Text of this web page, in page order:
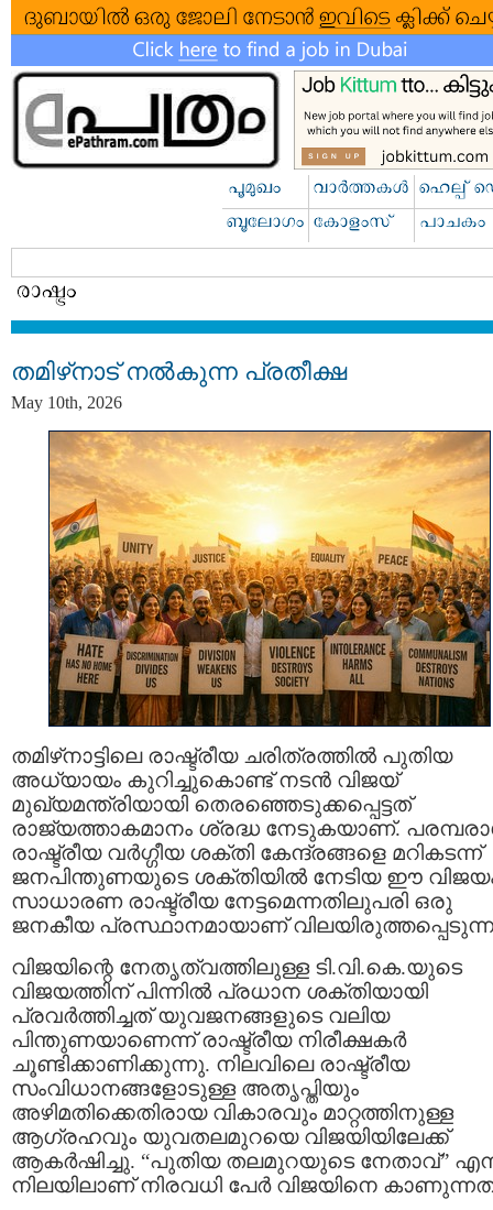
തമിഴ്‌നാട് നൽകുന്ന പ്രതീക്ഷ
May 10th, 2026
തമിഴ്‌നാട്ടിലെ രാഷ്ട്രീയ ചരിത്രത്തിൽ പുതിയ
അധ്യായം കുറിച്ചുകൊണ്ട് നടൻ വിജയ്
മുഖ്യമന്ത്രിയായി തെരഞ്ഞെടുക്കപ്പെട്ടത്
രാജ്യത്താകമാനം ശ്രദ്ധ നേടുകയാണ്.
രാഷ്ട്രീയ വർഗ്ഗീയ ശക്തി കേന്ദ്രങ്ങളെ മറികടന്ന്
ജനപിന്തുണയുടെ ശക്തിയിൽ നേടിയ ഈ
സാധാരണ രാഷ്ട്രീയ നേട്ടമെന്നതിലുപരി ഒരു
ജനകീയ പ്രസ്ഥാനമായാണ്
വിജയിന്റെ നേതൃത്വത്തിലുള്ള ടി.വി.കെ.യുടെ
വിജയത്തിന് പിന്നിൽ പ്രധാന ശക്തിയായി
പ്രവർത്തിച്ചത് യുവജനങ്ങളുടെ വലിയ
പിന്തുണയാണെന്ന് രാഷ്ട്രീയ നിരീക്ഷകർ
ചൂണ്ടിക്കാണിക്കുന്നു. നിലവിലെ രാഷ്ട്രീയ
സംവിധാനങ്ങളോടുള്ള അതൃപ്തിയും
അഴിമതിക്കെതിരായ വികാരവും മാറ്റത്തിനുള്ള
ആഗ്രഹവും യുവതലമുറയെ വിജയിയിലേക്ക്
ആകർഷിച്ചു. “പുതിയ തലമുറയുടെ നേതാവ്”
നിലയിലാണ് നിരവധി പേർ വിജയിനെ